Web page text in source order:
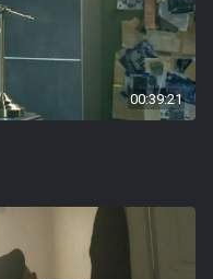
00:39:21